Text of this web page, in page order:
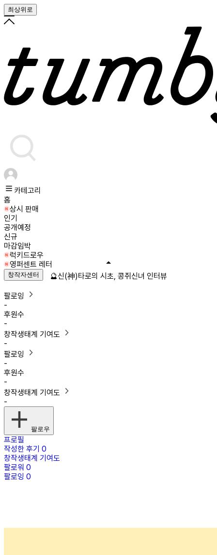
최상위로
카테고리
홈
상시 판매
인기
공개예정
신규
마감임박
럭키드로우
영퍼센트 레터
창작자센터
팔로잉
-
후원수
-
창작생태계 기여도
-
팔로잉
-
후원수
-
창작생태계 기여도
-
팔로우
프로필
작성한 후기 0
창작생태계 기여도
팔로워 0
팔로잉 0
🔮신(神)타로의 시초, 콩쥐신녀 인터뷰